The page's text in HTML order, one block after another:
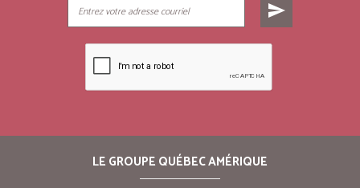
send
LE GROUPE QUÉBEC AMÉRIQUE